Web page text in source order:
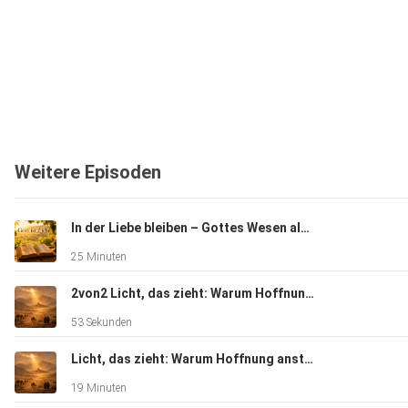
Weitere Episoden
In der Liebe bleiben – Gottes Wesen als Fundament unseres Glaubens
25 Minuten
2von2 Licht, das zieht: Warum Hoffnung ansteckend ist
53 Sekunden
Licht, das zieht: Warum Hoffnung ansteckend ist
19 Minuten